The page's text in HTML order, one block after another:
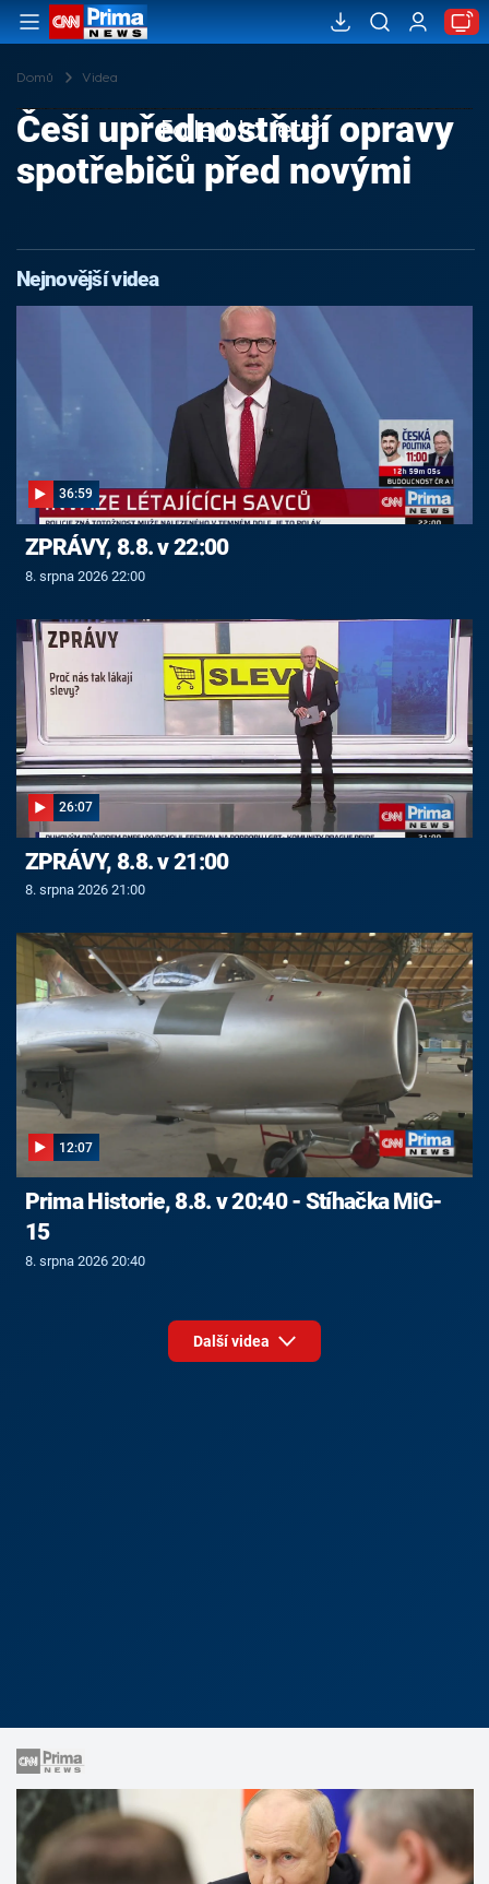
Domů Videa
Failed to fetch
Češi upřednostňují opravy
spotřebičů před novými
Nejnovější videa
36:59
ZPRÁVY, 8.8. v 22:00
8. srpna 2026 22:00
26:07
ZPRÁVY, 8.8. v 21:00
8. srpna 2026 21:00
12:07
Prima Historie, 8.8. v 20:40 - Stíhačka MiG-
15
8. srpna 2026 20:40
Další videa